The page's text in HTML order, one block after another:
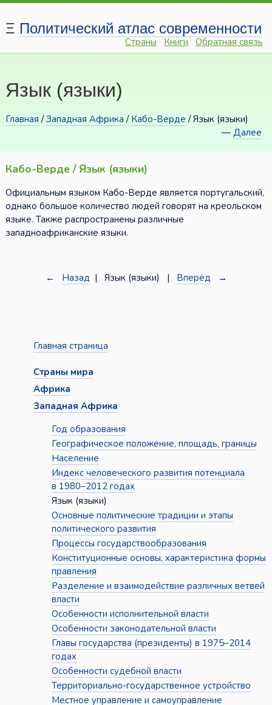
Ξ Политический атлас современности
Страны Книги Обратная связь
Язык (языки)
Главная /Западная Африка / Кабо-Верде / Язык (языки)
—Далее
Кабо-Верде / Язык (языки)
Официальным языком Кабо-Верде является португальский,
однако большое количество людей говорят на креольском
языке. Также распространены различные
западноафриканские языки.
← Назад | Язык (языки) | Вперёд →
Главная страница
Страны мира
Африка
Западная Африка
Год образования
Географическое положение, площадь, границы
Население
Индекс человеческого развития потенциала
в 1980–2012 годах
Язык (языки)
Основные политические традиции и этапы
политического развития
Процессы государствообразования
Конституционные основы, характеристика формы
правления
Разделение и взаимодействие различных ветвей
власти
Особенности исполнительной власти
Особенности законодательной власти
Главы государства (президенты) в 1975–2014
годах
Особенности судебной власти
Территориально-государственное устройство
Местное управление и самоуправление